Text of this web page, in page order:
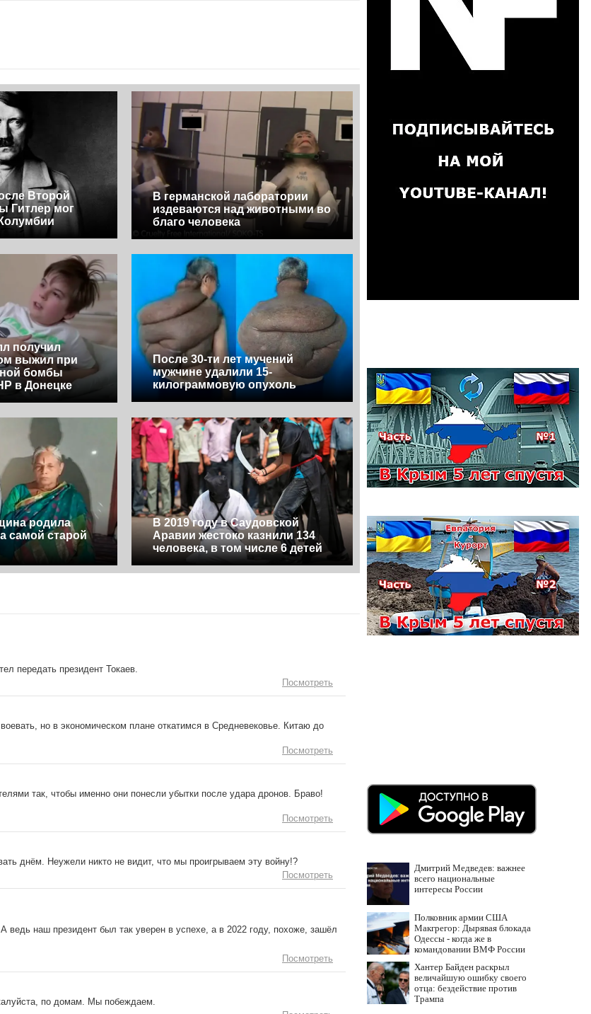
Второй
Гитлер мог
В германской лаборатории
издеваются над животными во
благо человека
получил
выжил при
бомбы
в Донецке
После 30-ти лет мучений
мужчине удалили 15-
килограммовую опухоль
родила
самой старой
В 2019 году в Саудовской
Аравии жестоко казнили 134
человека, в том числе 6 детей
передать президент Токаев.
Посмотреть
но в экономическом плане откатимся в Средневековье. Китаю до
Посмотреть
так, чтобы именно они понесли убытки после удара дронов. Браво!
Посмотреть
днём. Неужели никто не видит, что мы проигрываем эту войну!?
Посмотреть
ведь наш президент был так уверен в успехе, а в 2022 году, похоже, зашёл
Посмотреть
по домам. Мы побеждаем.
Дмитрий Медведев: важнее
всего национальные
интересы России
Полковник армии США
Макгрегор: Дырявая блокада
Одессы - когда же в
командовании ВМФ России
Хантер Байден раскрыл
величайшую ошибку своего
отца: бездействие против
Трампа